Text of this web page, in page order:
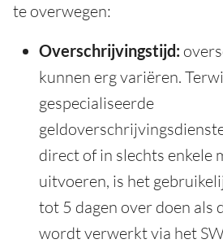
te overwegen:
Overschrijvingstijd:
kunnen erg variëren.
gespecialiseerde
direct of in slechts enkele
uitvoeren, is het
tot 5 dagen over doen als
wordt verwerkt via het